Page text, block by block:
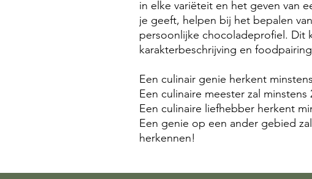
in elke variëteit en het geven van
je geeft, helpen bij het bepalen
persoonlijke chocoladeprofiel. Dit
karakterbeschrijving en
Een culinair genie herkent
Een culinaire meester zal minstens
Een culinaire liefhebber herkent
Een genie op een ander gebied
herkennen!